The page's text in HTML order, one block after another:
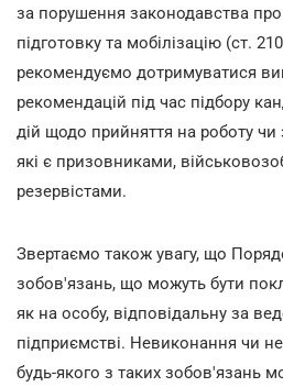
за порушення законодавства про
підготовку та мобілізацію (ст.
рекомендуємо дотримуватися
рекомендацій під час підбору
дій щодо прийняття на роботу чи
які є призовниками,
резервістами.
Звертаємо також увагу, що
зобов'язань, що можуть бути
як на особу, відповідальну за
підприємстві. Невиконання чи
будь-якого з таких зобов'язань